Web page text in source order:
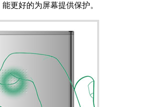
更好的为屏幕提供保护。